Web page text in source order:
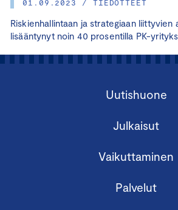
01.09.2023 / TIEDOTTEET
Riskienhallintaan ja strategiaan liittyvien
lisääntynyt noin 40 prosentilla PK-
Uutishuone
Julkaisut
Vaikuttaminen
Palvelut